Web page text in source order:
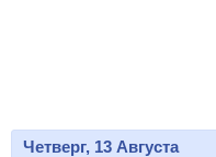
Четверг, 13 Августа